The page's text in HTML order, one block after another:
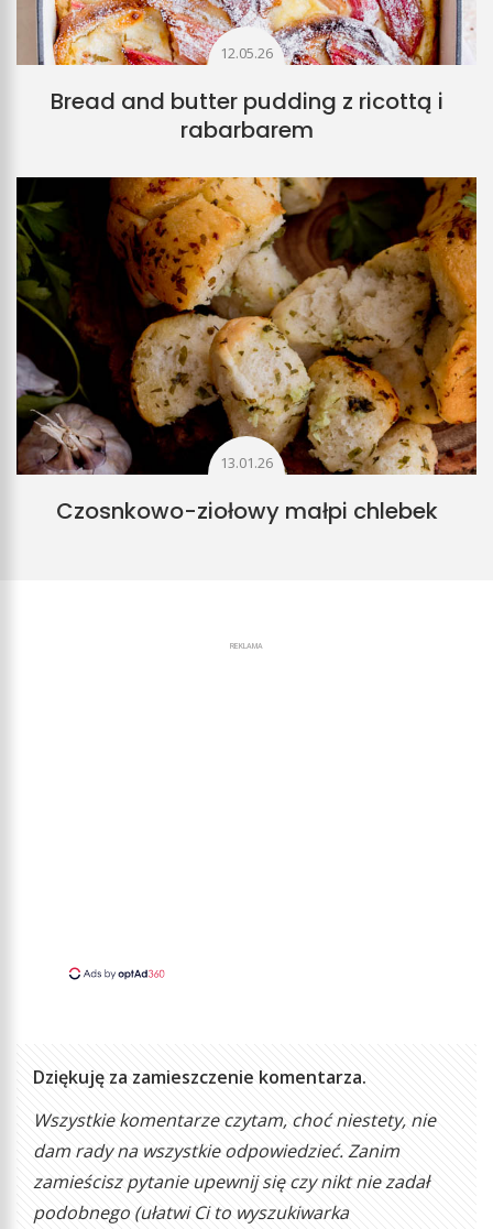
12.05.26
Bread and butter pudding z ricottą i
rabarbarem
13.01.26
Czosnkowo-ziołowy małpi chlebek
REKLAMA
Dziękuję za zamieszczenie komentarza.
Wszystkie komentarze czytam, choć niestety, nie
dam rady na wszystkie odpowiedzieć. Zanim
zamieścisz pytanie upewnij się czy nikt nie zadał
podobnego (ułatwi Ci to wyszukiwarka